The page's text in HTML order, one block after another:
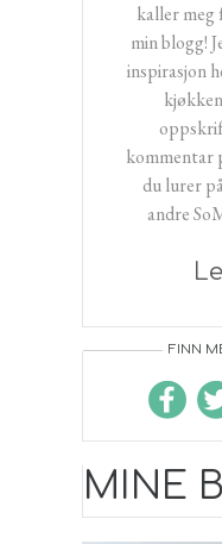
kaller
min blogg!
inspirasjon
kommentar
du lurer
andre
FINN
MINE